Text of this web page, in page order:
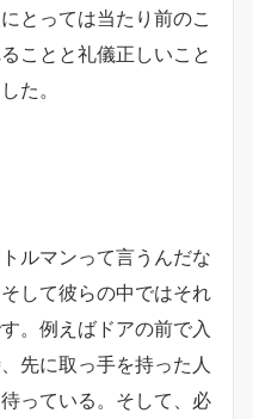
とっては当たり前のこ
ことと礼儀正しいこと
た。
ルマンって言うんだな
して彼らの中ではそれ
。例えばドアの前で入
先に取っ手を持った人
っている。そして、必